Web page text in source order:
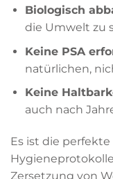
Biologisch
die Umwelt zu
Keine PSA
natürlichen,
Keine
auch nach
Es ist die
Zersetzung von